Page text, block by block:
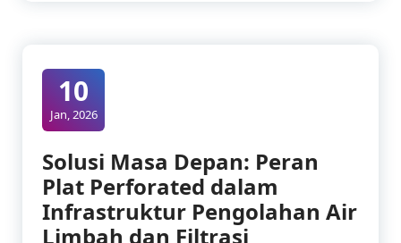
10
Jan, 2026
Solusi Masa Depan: Peran
Plat Perforated dalam
Infrastruktur Pengolahan Air
Limbah dan Filtrasi